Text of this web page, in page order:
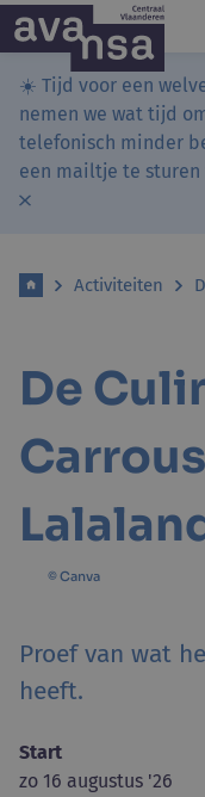
☀️ Tijd voor een
nemen we wat tijd
telefonisch minder
een mailtje te sturen
Activiteiten
De
© Canva
Proef van wat
heeft.
Start
zo 16 augustus '26